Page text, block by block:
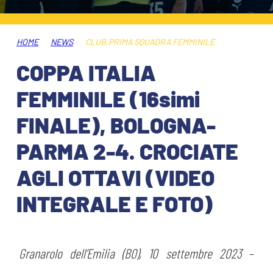
HOSPITALITY
MUSEUM CLUB EXPERIENCE
BIGLIETTI
ABBONAMENTI
INFO BIGLIETTI
TARDINI CARD
INFORMAZIONI ACCREDITI
TRASFERTE
SHOP
ESPORTS
IL CLUB
ORGANIGRAMMA
STORIA
MUTTI TRAINING CENTER
FLASH NEWS
HOME NEWS CLUB,PRIMA SQUADRA FEMMINILE
COPPA ITALIA
FEMMINILE (16simi
FINALE), BOLOGNA-
PARMA 2-4. CROCIATE
AGLI OTTAVI (VIDEO
INTEGRALE E FOTO)
Granarolo dell’Emilia (BO), 10 settembre 2023–